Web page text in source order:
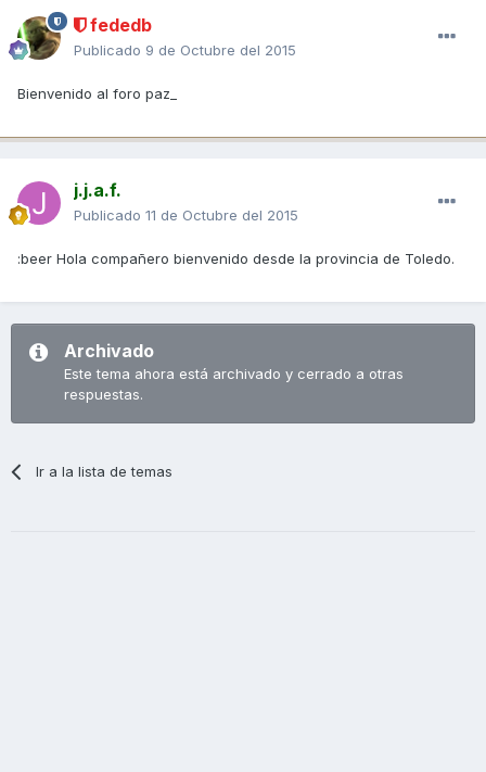
fededb
Publicado 9 de Octubre del 2015
Bienvenido al foro paz_
j.j.a.f.
Publicado 11 de Octubre del 2015
:beer Hola compañero bienvenido desde la provincia de Toledo.
Archivado
Este tema ahora está archivado y cerrado a otras
respuestas.
Ir a la lista de temas